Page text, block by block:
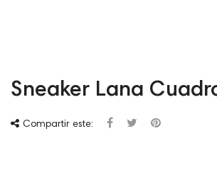
Sneaker Lana
Compartir este: